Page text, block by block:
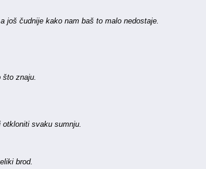
još čudnije kako nam baš to malo nedostaje.
znaju.
svaku sumnju.
brod.